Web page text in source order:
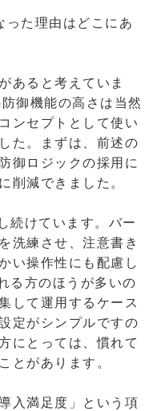
た理由はどこにあ
あると考えていま
御機能の高さは当然
ンセプトとして使い
た。まずは、前述の
御ロジックの採用に
削減できました。
続けています。バー
洗練させ、注意書き
い操作性にも配慮し
る方のほうが多いの
して運用するケース
定がシンプルですの
にとっては、慣れて
とがあります。
入満足度」という項